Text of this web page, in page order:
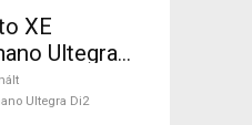
XE
Ultegra
ELADÓ
Ultegra Di2